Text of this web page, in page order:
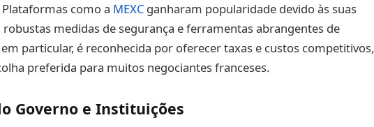
como a MEXC ganharam popularidade devido às suas
medidas de segurança e ferramentas abrangentes de
em particular, é reconhecida por oferecer taxas e custos competitivos,
preferida para muitos negociantes franceses.
Governo e Instituições